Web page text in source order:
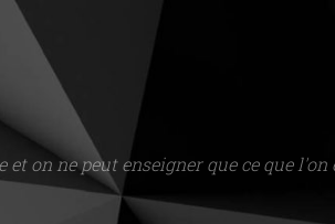
on ne peut enseigner que ce que l'on